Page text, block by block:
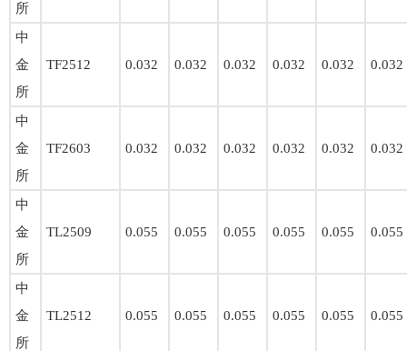
所
中
金
所
TF2512 0.032 0.032 0.032 0.032 0.032 0.032
中
金
所
TF2603 0.032 0.032 0.032 0.032 0.032 0.032
中
金
所
TL2509 0.055 0.055 0.055 0.055 0.055 0.055
中
金
所
TL2512 0.055 0.055 0.055 0.055 0.055 0.055